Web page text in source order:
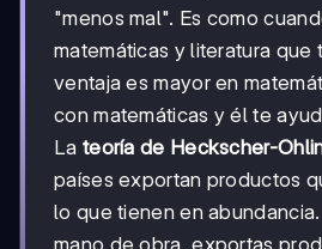
"menos mal". Es como
matemáticas y literatura que
ventaja es mayor en
con matemáticas y él te
La teoría de Heckscher-
países exportan productos
lo que tienen en